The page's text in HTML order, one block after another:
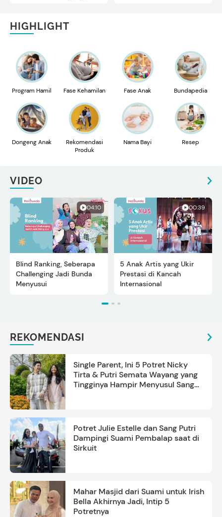
HIGHLIGHT
Program Hamil Fase Kehamilan Fase Anak Bundapedia
Dongeng Anak
Rekomendasi
Produk
Nama Bayi Resep
VIDEO
04:10
Blind Ranking, Seberapa
Challenging Jadi Bunda
Menyusui
00:39
5 Anak Artis yang Ukir
Prestasi di Kancah
Internasional
REKOMENDASI
Single Parent, Ini 5 Potret Nicky
Tirta & Putri Semata Wayang yang
Tingginya Hampir Menyusul Sang
Potret Julie Estelle dan Sang Putri
Dampingi Suami Pembalap saat di
Sirkuit
Mahar Masjid dari Suami untuk Irish
Bella Akhirnya Jadi, Intip 5
Potretnya